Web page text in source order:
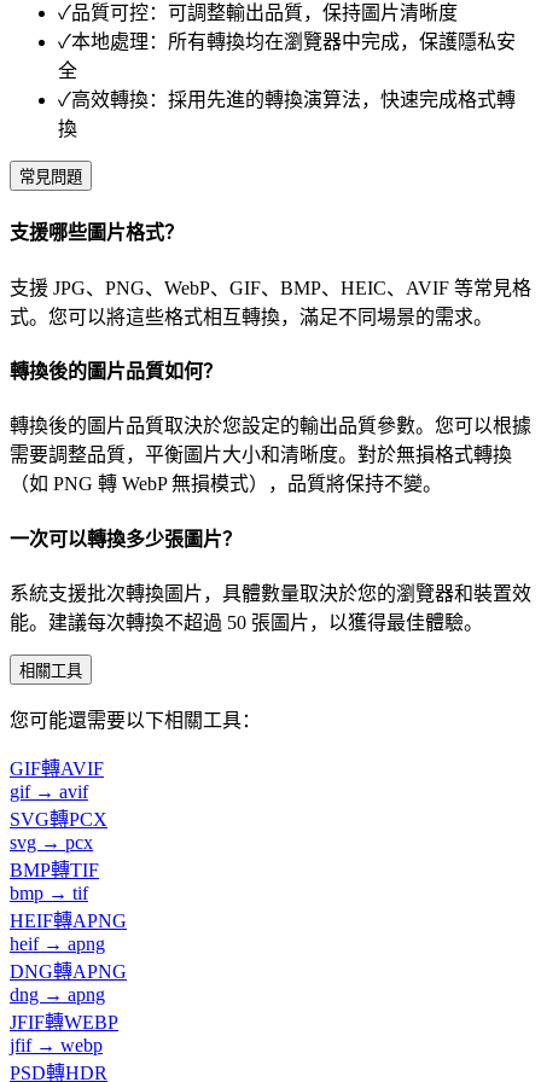
✓品質可控：可調整輸出品質，保持圖片清晰度
✓本地處理：所有轉換均在瀏覽器中完成，保護隱私安
全
✓高效轉換：採用先進的轉換演算法，快速完成格式轉
換
常見問題
支援哪些圖片格式？
支援 JPG、PNG、WebP、GIF、BMP、HEIC、AVIF 等常見格
式。您可以將這些格式相互轉換，滿足不同場景的需求。
轉換後的圖片品質如何？
轉換後的圖片品質取決於您設定的輸出品質參數。您可以根據
需要調整品質，平衡圖片大小和清晰度。對於無損格式轉換
（如 PNG 轉 WebP 無損模式），品質將保持不變。
一次可以轉換多少張圖片？
系統支援批次轉換圖片，具體數量取決於您的瀏覽器和裝置效
能。建議每次轉換不超過 50 張圖片，以獲得最佳體驗。
相關工具
您可能還需要以下相關工具：
GIF轉AVIF
gif → avif
SVG轉PCX
svg → pcx
BMP轉TIF
bmp → tif
HEIF轉APNG
heif → apng
DNG轉APNG
dng → apng
JFIF轉WEBP
jfif → webp
PSD轉HDR